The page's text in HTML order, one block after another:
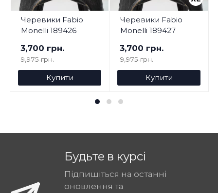
Черевики Fabio
Monelli 189426
3,700 грн.
9,975 грн.
Купити
Черевики Fabio
Monelli 189427
3,700 грн.
9,975 грн.
Купити
Будьте в курсі
Підпишіться на останні
оновлення та